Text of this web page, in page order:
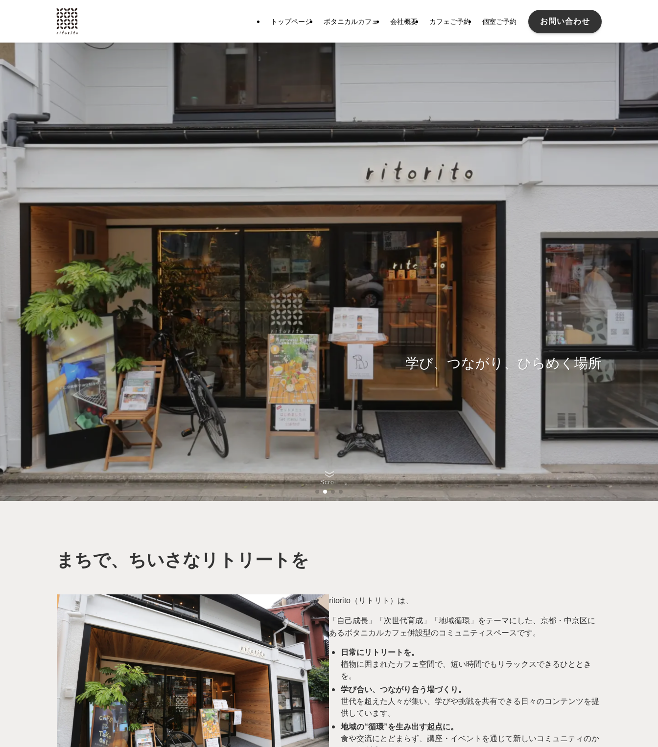
トップページ ボタニカルカフェ 会社概要 カフェご予約 個室ご予約 お問い合わせ
学び、つながり、ひらめく場所
学び、つながり、ひらめく場所
学び、つながり、ひらめく場所
Scroll
まちで、ちいさなリトリートを
ritorito（リトリト）は、
「⾃⼰成⻑」「次世代育成」「地域循環」をテーマにした、京都・中京区に
あるボタニカルカフェ併設型のコミュニティスペースです。
日常にリトリートを。
植物に囲まれたカフェ空間で、短い時間でもリラックスできるひととき
を。
学び合い、つながり合う場づくり。
世代を超えた人々が集い、学びや挑戦を共有できる日々のコンテンツを提
供しています。
地域の“循環”を生み出す起点に。
食や交流にとどまらず、講座・イベントを通じて新しいコミュニティのか